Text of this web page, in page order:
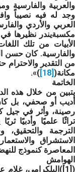
والعربية والفارسية
وجد له فيه نصيباً
العربي والأردي
مكسبةيندر نظيرها
الأبيات من تلك
والفارسية. كان حسن
من التقدير
مكانة(
)».
الخاتمة
يتبين من خلال هذه
أديب أو صحفي، بل
رصينة، وأثر في جيل
تراثًا علميًا وأدبيًا
الترجمة
الاستشراق
المعاصرة كنموذج
الهوامش
([1])البلكرامي،